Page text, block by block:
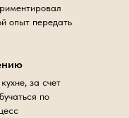
опыт передать
за счет
по